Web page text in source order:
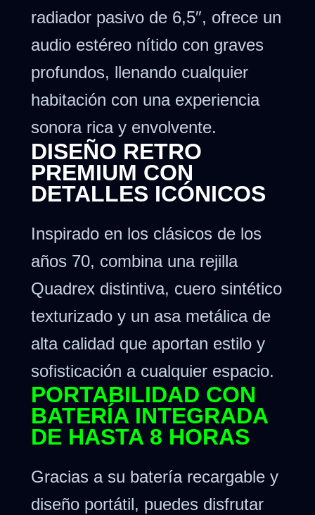
radiador pasivo de 6,5″, ofrece un
audio estéreo nítido con graves
profundos, llenando cualquier
habitación con una experiencia
sonora rica y envolvente.
DISEÑO RETRO
PREMIUM CON
DETALLES ICÓNICOS
Inspirado en los clásicos de los
años 70, combina una rejilla
Quadrex distintiva, cuero sintético
texturizado y un asa metálica de
alta calidad que aportan estilo y
sofisticación a cualquier espacio.
PORTABILIDAD CON
BATERÍA INTEGRADA
DE HASTA 8 HORAS
Gracias a su batería recargable y
diseño portátil, puedes disfrutar